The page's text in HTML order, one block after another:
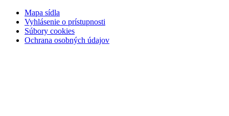
Mapa sídla
Vyhlásenie o prístupnosti
Súbory cookies
Ochrana osobných údajov